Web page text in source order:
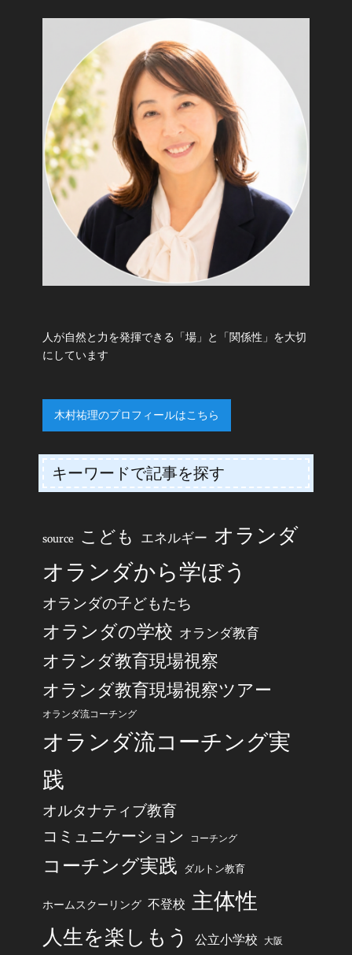
人が自然と力を発揮できる「場」と「関係性」を大切
にしています
木村祐理のプロフィールはこちら
キーワードで記事を探す
source こども エネルギー オランダ
オランダから学ぼう
オランダの子どもたち
オランダの学校 オランダ教育
オランダ教育現場視察
オランダ教育現場視察ツアー
オランダ流コーチング
オランダ流コーチング実
践
オルタナティブ教育
コミュニケーション コーチング
コーチング実践 ダルトン教育
ホームスクーリング 不登校 主体性
人生を楽しもう 公立小学校 大阪